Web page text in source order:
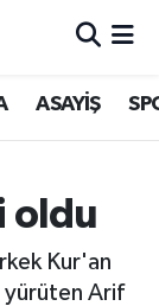
ASAYİŞ
oldu
Kur'an
yürüten Arif